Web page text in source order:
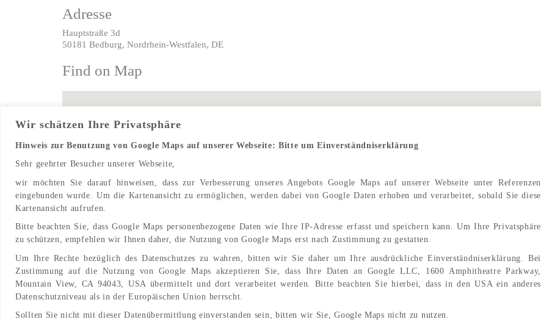
Wir schätzen Ihre Privatsphäre
Hinweis zur Benutzung von Google Maps auf unserer Webseite: Bitte um Einverständniserklärung
Sehr geehrter Besucher unserer Webseite,
wir möchten Sie darauf hinweisen, dass zur Verbesserung unseres Angebots Google Maps auf unserer Webseite unter Referenzen
eingebunden wurde. Um die Kartenansicht zu ermöglichen, werden dabei von Google Daten erhoben und verarbeitet, sobald Sie diese
Kartenansicht aufrufen.
Bitte beachten Sie, dass Google Maps personenbezogene Daten wie Ihre IP-Adresse erfasst und speichern kann. Um Ihre Privatsphäre
zu schützen, empfehlen wir Ihnen daher, die Nutzung von Google Maps erst nach Zustimmung zu gestatten.
Um Ihre Rechte bezüglich des Datenschutzes zu wahren, bitten wir Sie daher um Ihre ausdrückliche Einverständniserklärung. Bei
Zustimmung auf die Nutzung von Google Maps akzeptieren Sie, dass Ihre Daten an Google LLC, 1600 Amphitheatre Parkway,
Mountain View, CA 94043, USA übermittelt und dort verarbeitet werden. Bitte beachten Sie hierbei, dass in den USA ein anderes
Datenschutzniveau als in der Europäischen Union herrscht.
Sollten Sie nicht mit dieser Datenübermittlung einverstanden sein, bitten wir Sie, Google Maps nicht zu nutzen.
Adresse
Hauptstraße 3d
50181 Bedburg, Nordrhein-Westfalen, DE
Find on Map